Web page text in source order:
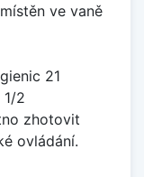
ve vaně
21
2
zhotovit
ovládání.